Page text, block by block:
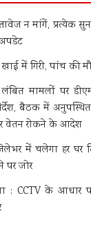
न मांगें, प्रत्येक
में गिरी, पांच की
मामलों पर
बैठक में
वेतन रोकने के आदेश
में चलेगा हर घर
जोर
: CCTV के